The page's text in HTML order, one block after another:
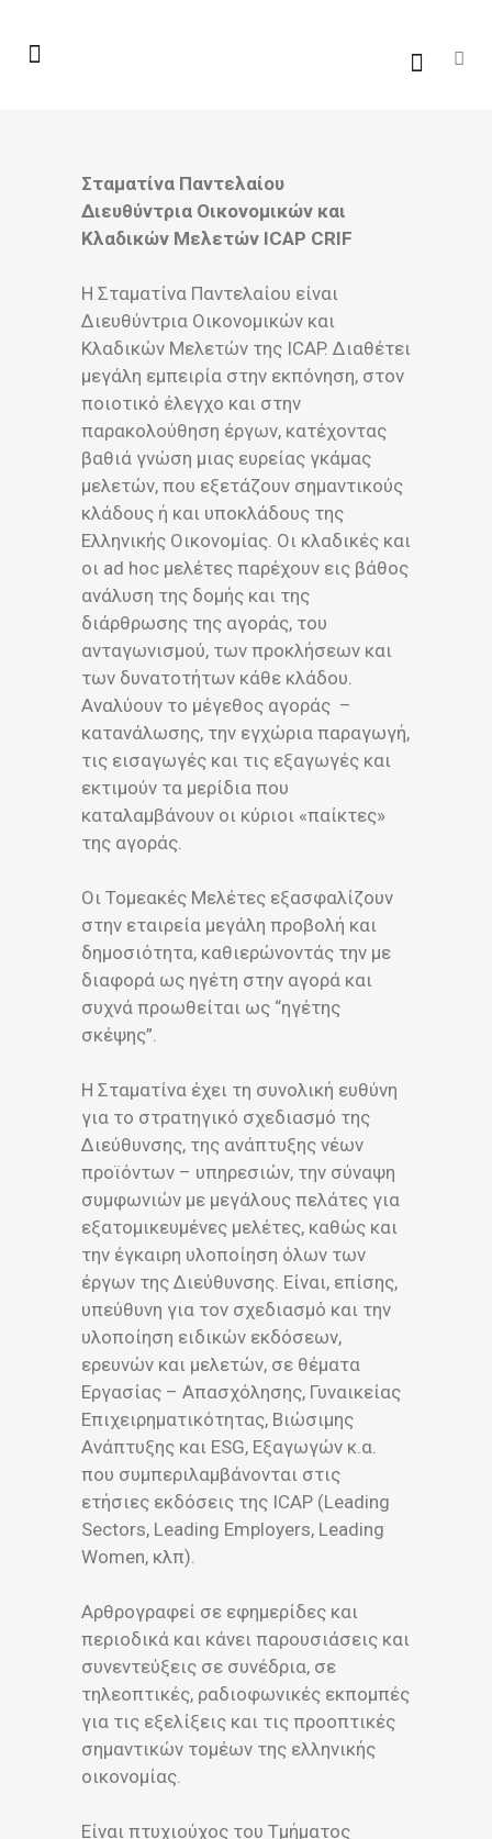
Σταματίνα Παντελαίου
Διευθύντρια Οικονομικών και
Κλαδικών Μελετών ICAP CRIF
H Σταματίνα Παντελαίου είναι
Διευθύντρια Οικονομικών και
Κλαδικών Μελετών της ICAP. Διαθέτει
μεγάλη εμπειρία στην εκπόνηση, στον
ποιοτικό έλεγχο και στην
παρακολούθηση έργων, κατέχοντας
βαθιά γνώση μιας ευρείας γκάμας
μελετών, που εξετάζουν σημαντικούς
κλάδους ή και υποκλάδους της
Ελληνικής Οικονομίας. Οι κλαδικές και
οι ad hoc μελέτες παρέχουν εις βάθος
ανάλυση της δομής και της
διάρθρωσης της αγοράς, του
ανταγωνισμού, των προκλήσεων και
των δυνατοτήτων κάθε κλάδου.
Αναλύουν το μέγεθος αγοράς –
κατανάλωσης, την εγχώρια παραγωγή,
τις εισαγωγές και τις εξαγωγές και
εκτιμούν τα μερίδια που
καταλαμβάνουν οι κύριοι «παίκτες»
της αγοράς.
Οι Τομεακές Μελέτες εξασφαλίζουν
στην εταιρεία μεγάλη προβολή και
δημοσιότητα, καθιερώνοντάς την με
διαφορά ως ηγέτη στην αγορά και
συχνά προωθείται ως “ηγέτης
σκέψης”.
Η Σταματίνα έχει τη συνολική ευθύνη
για το στρατηγικό σχεδιασμό της
Διεύθυνσης, της ανάπτυξης νέων
προϊόντων – υπηρεσιών, την σύναψη
συμφωνιών με μεγάλους πελάτες για
εξατομικευμένες μελέτες, καθώς και
την έγκαιρη υλοποίηση όλων των
έργων της Διεύθυνσης. Είναι, επίσης,
υπεύθυνη για τον σχεδιασμό και την
υλοποίηση ειδικών εκδόσεων,
ερευνών και μελετών, σε θέματα
Εργασίας – Απασχόλησης, Γυναικείας
Επιχειρηματικότητας, Βιώσιμης
Ανάπτυξης και ESG, Εξαγωγών κ.α.
που συμπεριλαμβάνονται στις
ετήσιες εκδόσεις της ICAP (Leading
Sectors, Leading Employers, Leading
Women, κλπ).
Αρθρογραφεί σε εφημερίδες και
περιοδικά και κάνει παρουσιάσεις και
συνεντεύξεις σε συνέδρια, σε
τηλεοπτικές, ραδιοφωνικές εκπομπές
για τις εξελίξεις και τις προοπτικές
σημαντικών τομέων της ελληνικής
οικονομίας.
Είναι πτυχιούχος του Τμήματος